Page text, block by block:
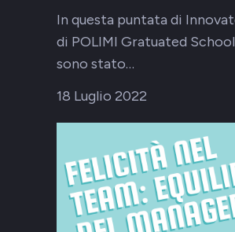
In questa puntata di
di POLIMI Gratuated
sono stato…
18 Luglio 2022